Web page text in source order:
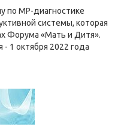
по МР-диагностике
системы, которая
Форума «Мать и Дитя».
1 октября 2022 года